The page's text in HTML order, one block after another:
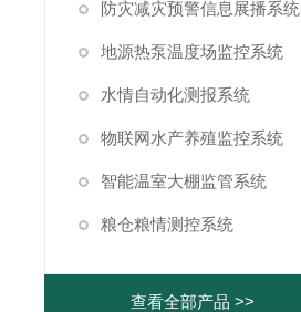
防灾减灾预警信息展播系统
地源热泵温度场监控系统
水情自动化测报系统
物联网水产养殖监控系统
智能温室大棚监管系统
粮仓粮情测控系统
查看全部产品 >>